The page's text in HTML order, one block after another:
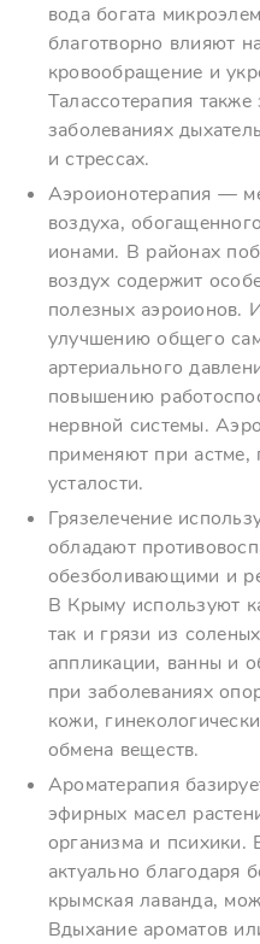
вода богата
благотворно влияют
кровообращение и
Талассотерапия
заболеваниях
и стрессах.
Аэроионотерапия —
воздуха,
ионами. В районах
воздух содержит
полезных аэроионов.
улучшению общего
артериального
повышению
нервной системы.
применяют при астме,
усталости.
Грязелечение
обладают
обезболивающими и
В Крыму используют
так и грязи из
аппликации, ванны и
при заболеваниях
кожи,
обмена веществ.
Ароматерапия
эфирных масел
организма и психики.
актуально благодаря
крымская лаванда,
Вдыхание ароматов